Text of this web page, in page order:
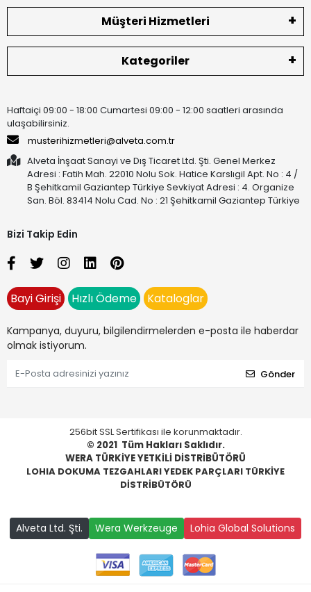
Müşteri Hizmetleri
Kategoriler
Haftaiçi 09:00 - 18:00 Cumartesi 09:00 - 12:00 saatleri arasında
ulaşabilirsiniz.
musterihizmetleri@alveta.com.tr
Alveta İnşaat Sanayi ve Dış Ticaret Ltd. Şti. Genel Merkez
Adresi : Fatih Mah. 22010 Nolu Sok. Hatice Karslıgil Apt. No : 4 /
B Şehitkamil Gaziantep Türkiye Sevkiyat Adresi : 4. Organize
San. Böl. 83414 Nolu Cad. No : 21 Şehitkamil Gaziantep Türkiye
Bizi Takip Edin
Bayi Girişi Hızlı Ödeme Kataloglar
Kampanya, duyuru, bilgilendirmelerden e-posta ile haberdar
olmak istiyorum.
Gönder
256bit SSL Sertifikası ile korunmaktadır.
© 2021 Tüm Hakları Saklıdır.
WERA TÜRKİYE YETKİLİ DİSTRİBÜTÖRÜ
LOHIA DOKUMA TEZGAHLARI YEDEK PARÇLARI TÜRKİYE
DİSTRİBÜTÖRÜ
Alveta Ltd. Şti. Wera Werkzeuge Lohia Global Solutions